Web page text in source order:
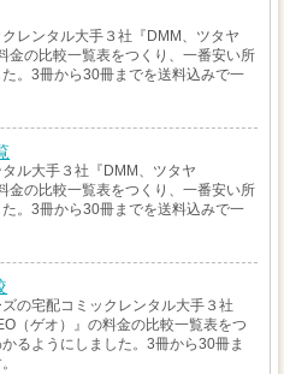
レンタル大手３社『DMM、ツタヤ
金の比較一覧表をつくり、一番安い所
。3冊から30冊までを送料込みで一
ル大手３社『DMM、ツタヤ
金の比較一覧表をつくり、一番安い所
。3冊から30冊までを送料込みで一
の宅配コミックレンタル大手３社
（ゲオ）』の料金の比較一覧表をつ
るようにしました。3冊から30冊ま